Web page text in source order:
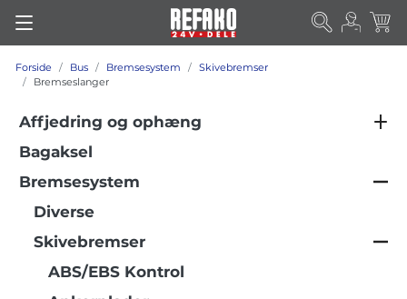
Forside Bus Bremsesystem
Skivebremser
Bremseslanger
Affjedring og ophæng
Bagaksel
Bremsesystem
Diverse
Skivebremser
ABS/EBS Kontrol